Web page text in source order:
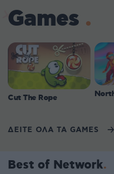
Games
Cut The Rope
ΔΕΙΤΕ ΟΛΑ ΤΑ GAMES
Best of Network